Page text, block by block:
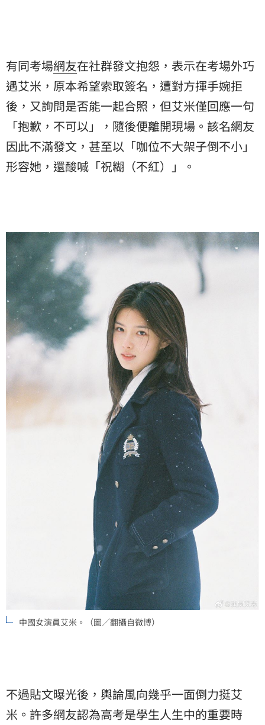
有同考場網友在社群發文抱怨，表示在考場外巧
遇艾米，原本希望索取簽名，遭對方揮手婉拒
後，又詢問是否能一起合照，但艾米僅回應一句
「抱歉，不可以」，隨後便離開現場。該名網友
因此不滿發文，甚至以「咖位不大架子倒不小」
形容她，還酸喊「祝糊（不紅）」。
中國女演員艾米。（圖／翻攝自微博）
不過貼文曝光後，輿論風向幾乎一面倒力挺艾
米。許多網友認為高考是學生人生中的重要時